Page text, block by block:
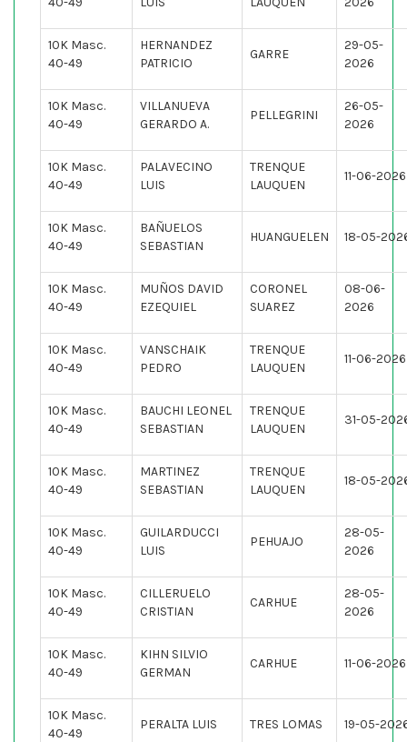
10K Masc.
40-49
HERNANDEZ
PATRICIO
GARRE
29-05-
2026
10K Masc.
40-49
VILLANUEVA
GERARDO A.
PELLEGRINI
26-05-
2026
10K Masc.
40-49
PALAVECINO
LUIS
TRENQUE
LAUQUEN
11-06-2026
10K Masc.
40-49
BAÑUELOS
SEBASTIAN
HUANGUELEN 18-05-
10K Masc.
40-49
MUÑOS DAVID
EZEQUIEL
CORONEL
SUAREZ
08-06-
2026
10K Masc.
40-49
VANSCHAIK
PEDRO
TRENQUE
LAUQUEN
11-06-2026
10K Masc.
40-49
BAUCHI LEONEL
SEBASTIAN
TRENQUE
LAUQUEN
31-05-
10K Masc.
40-49
MARTINEZ
SEBASTIAN
TRENQUE
LAUQUEN
18-05-
10K Masc.
40-49
GUILARDUCCI
LUIS
PEHUAJO
28-05-
2026
10K Masc.
40-49
CILLERUELO
CRISTIAN
CARHUE
28-05-
2026
10K Masc.
40-49
KIHN SILVIO
GERMAN
CARHUE 11-06-2026
10K Masc.
40-49
PERALTA LUIS TRES LOMAS 19-05-